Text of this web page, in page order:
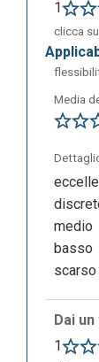
1
clicca
Media
medio
basso
scarso
Dai
1